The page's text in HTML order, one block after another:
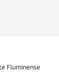
Fluminense